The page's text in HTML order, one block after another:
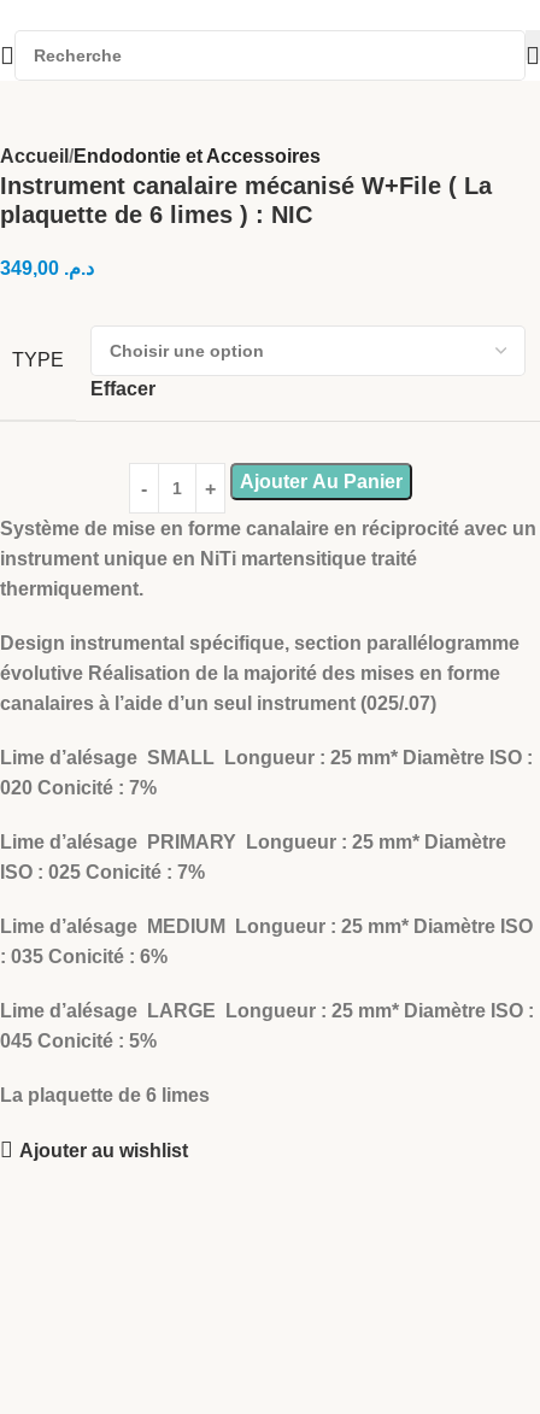
Accueil Endodontie et Accessoires
Instrument canalaire mécanisé W+File ( La
plaquette de 6 limes ) : NIC
د.م.
TYPE
Effacer
Ajouter Au Panier
Système de mise en forme canalaire en réciprocité avec un
instrument unique en NiTi martensitique traité
thermiquement.
Design instrumental spécifique, section parallélogramme
évolutive Réalisation de la majorité des mises en forme
canalaires à l’aide d’un seul instrument (025/.07)
Lime d’alésage SMALL Longueur : 25 mm* Diamètre ISO :
020 Conicité : 7%
Lime d’alésage PRIMARY Longueur : 25 mm* Diamètre
ISO : 025 Conicité : 7%
Lime d’alésage MEDIUM Longueur : 25 mm* Diamètre ISO
: 035 Conicité : 6%
Lime d’alésage LARGE Longueur : 25 mm* Diamètre ISO :
045 Conicité : 5%
La plaquette de 6 limes
Ajouter au wishlist